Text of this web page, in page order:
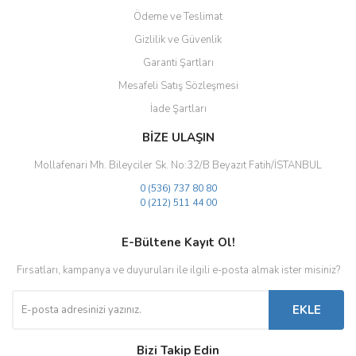
Gönder
Ödeme ve Teslimat
Gizlilik ve Güvenlik
Garanti Şartları
Mesafeli Satış Sözleşmesi
İade Şartları
BİZE ULAŞIN
Mollafenari Mh. Bileyciler Sk. No:32/B Beyazıt Fatih/İSTANBUL
0 (536) 737 80 80
0 (212) 511 44 00
E-Bültene Kayıt Ol!
Fırsatları, kampanya ve duyuruları ile ilgili e-posta almak ister misiniz?
EKLE
Bizi Takip Edin